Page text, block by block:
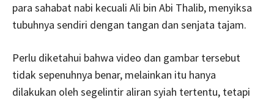
para sahabat nabi kecuali Ali bin Abi Thalib, menyiksa
tubuhnya sendiri dengan tangan dan senjata tajam.
Perlu diketahui bahwa video dan gambar tersebut
tidak sepenuhnya benar, melainkan itu hanya
dilakukan oleh segelintir aliran syiah tertentu, tetapi